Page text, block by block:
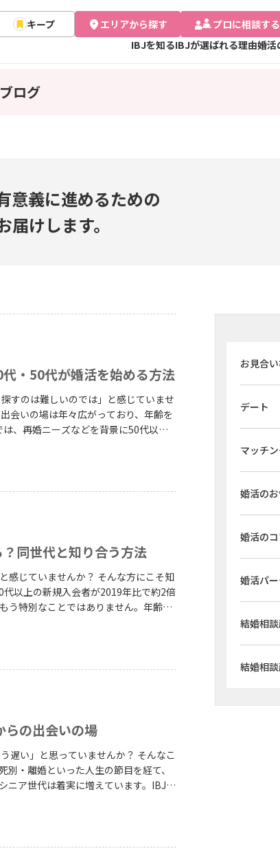
キープ エリアから探す プロに相談する
IBJを知るIBJが選ばれる理由婚活
ログ
意義に進めるための
けします。
・50代が婚活を始める方法
すのは難しいのでは」と感じていませ
、再婚ニーズなどを背景に50代以上
同世代と知り合う方法
んか？ そんな方にこそ知
以上の新規入会者が2019年比で約2倍
う特別なことではありません。年齢を
らの出会いの場
」と思っていませんか？ そんなこ
・離婚といった人生の節目を経て、
ニア世代は着実に増えています。IBJで
お見合
デート
マッチ
婚活の
婚活の
婚活パ
結婚相
結婚相